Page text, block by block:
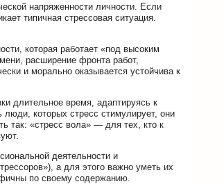
напряженности личности. Если
типичная стрессовая ситуация.
которая работает «под высоким
расширение фронта работ,
и морально оказывается устойчива к
длительное время, адаптируясь к
люди, которых стресс стимулирует, они
так: «стресс вола» — для тех, кто к
деятельности и
а для этого важно уметь их
по своему содержанию.